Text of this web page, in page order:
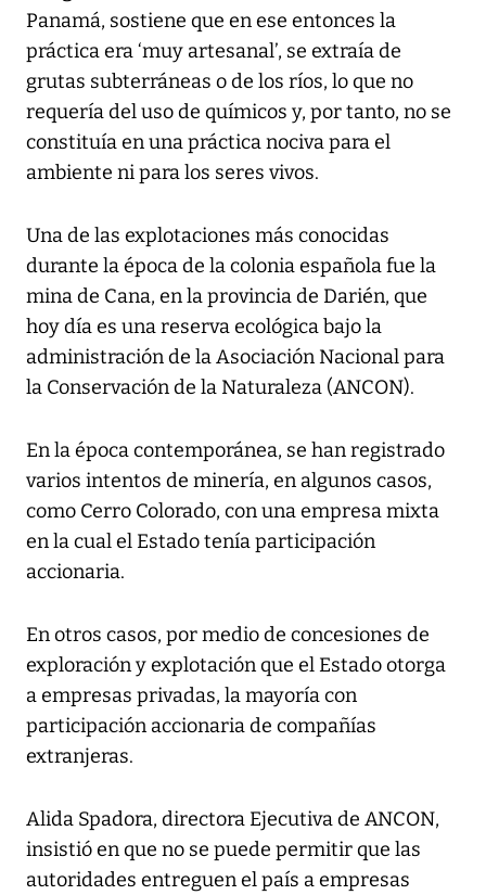
Panamá, sostiene que en ese entonces la
práctica era ‘muy artesanal’, se extraía de
grutas subterráneas o de los ríos, lo que no
requería del uso de químicos y, por tanto, no se
constituía en una práctica nociva para el
ambiente ni para los seres vivos.
Una de las explotaciones más conocidas
durante la época de la colonia española fue la
mina de Cana, en la provincia de Darién, que
hoy día es una reserva ecológica bajo la
administración de la Asociación Nacional para
la Conservación de la Naturaleza (ANCON).
En la época contemporánea, se han registrado
varios intentos de minería, en algunos casos,
como Cerro Colorado, con una empresa mixta
en la cual el Estado tenía participación
accionaria.
En otros casos, por medio de concesiones de
exploración y explotación que el Estado otorga
a empresas privadas, la mayoría con
participación accionaria de compañías
extranjeras.
Alida Spadora, directora Ejecutiva de ANCON,
insistió en que no se puede permitir que las
autoridades entreguen el país a empresas